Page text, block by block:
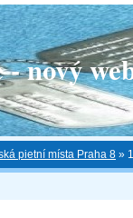
nový
pietní místa Praha 8 »